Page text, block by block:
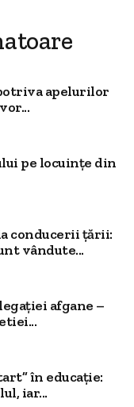
apelurilor
pe locuințe din
conducerii țării:
vândute...
afgane –
în educație:
iar...